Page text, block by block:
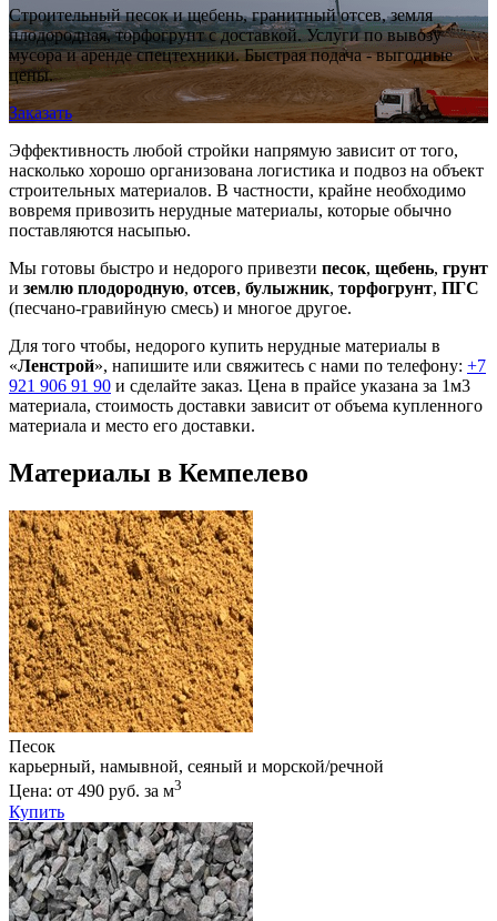
Строительный песок и щебень, гранитный отсев, земля
плодородная, торфогрунт с доставкой. Услуги по вывозу
мусора и аренде спецтехники. Быстрая подача - выгодные
цены.
Заказать
Эффективность любой стройки напрямую зависит от того,
насколько хорошо организована логистика и подвоз на объект
строительных материалов. В частности, крайне необходимо
вовремя привозить нерудные материалы, которые обычно
поставляются насыпью.
Мы готовы быстро и недорого привезти песок, щебень, грунт
и землю плодородную, отсев, булыжник, торфогрунт, ПГС
(песчано-гравийную смесь) и многое другое.
Для того чтобы, недорого купить нерудные материалы в
«Ленстрой», напишите или свяжитесь с нами по телефону: +7
921 906 91 90 и сделайте заказ. Цена в прайсе указана за 1м3
материала, стоимость доставки зависит от объема купленного
материала и место его доставки.
Материалы в Кемпелево
Песок
карьерный, намывной, сеяный и морской/речной
Цена: от 490 руб. за м3
Купить